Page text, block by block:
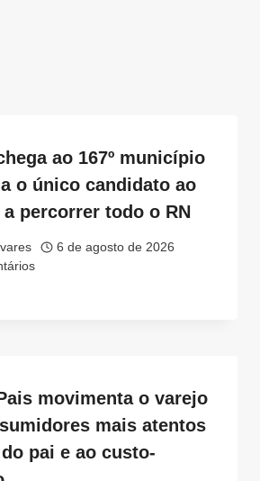
ao 167º município
o único candidato ao
percorrer todo o RN
6 de agosto de 2026
movimenta o varejo
mais atentos
pai e ao custo-